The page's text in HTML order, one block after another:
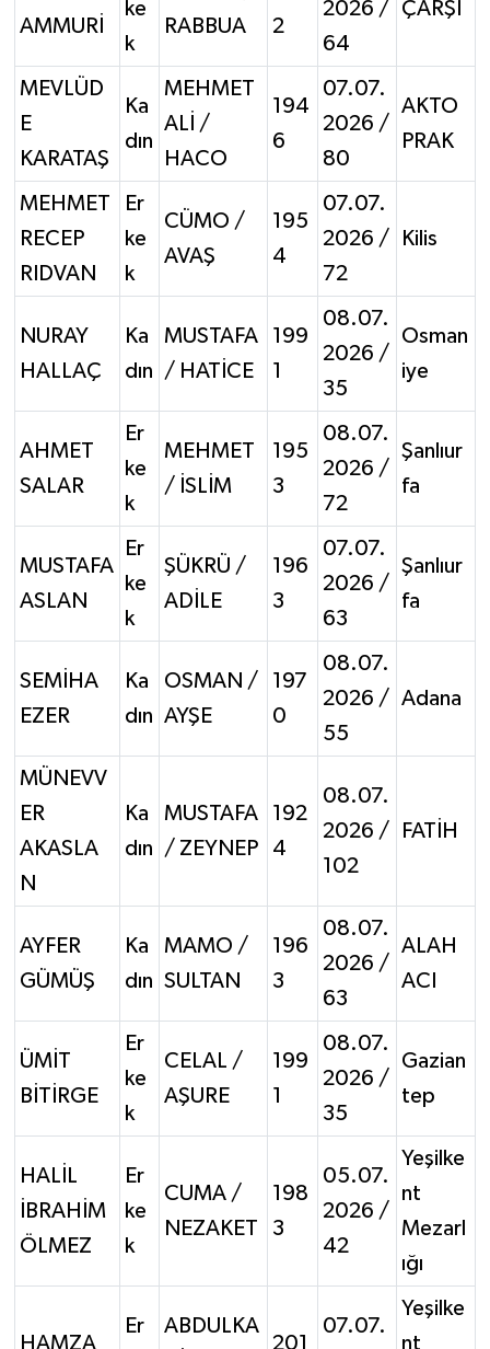
AMMURİ
ke
k
RABBUA
2
2026 /
64
ÇARŞI
MEVLÜD
E
KARATAŞ
Ka
dın
MEHMET
ALİ /
HACO
194
6
07.07.
2026 /
80
AKTO
PRAK
MEHMET
RECEP
RIDVAN
Er
ke
k
CÜMO /
AVAŞ
195
4
07.07.
2026 /
72
Kilis
NURAY
HALLAÇ
Ka
dın
MUSTAFA
/ HATİCE
199
1
08.07.
2026 /
35
Osman
iye
AHMET
SALAR
Er
ke
k
MEHMET
/ İSLİM
195
3
08.07.
2026 /
72
Şanlıur
fa
MUSTAFA
ASLAN
Er
ke
k
ŞÜKRÜ /
ADİLE
196
3
07.07.
2026 /
63
Şanlıur
fa
SEMİHA
EZER
Ka
dın
OSMAN /
AYŞE
197
0
08.07.
2026 /
55
Adana
MÜNEVV
ER
AKASLA
N
Ka
dın
MUSTAFA
/ ZEYNEP
192
4
08.07.
2026 /
102
FATİH
AYFER
GÜMÜŞ
Ka
dın
MAMO /
SULTAN
196
3
08.07.
2026 /
63
ALAH
ACI
ÜMİT
BİTİRGE
Er
ke
k
CELAL /
AŞURE
199
1
08.07.
2026 /
35
Gazian
tep
HALİL
İBRAHİM
ÖLMEZ
Er
ke
k
CUMA /
NEZAKET
198
3
05.07.
2026 /
42
Yeşilke
nt
Mezarl
ığı
HAMZA
Er
ABDULKA
201
07.07.
Yeşilke
nt